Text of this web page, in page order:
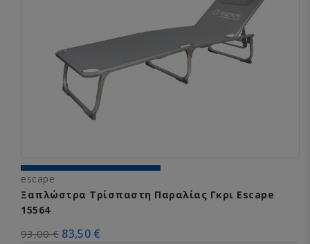
escape
Ξαπλώστρα Τρίσπαστη Παραλίας Γκρι Escape
15564
93,00 € 83,50 €